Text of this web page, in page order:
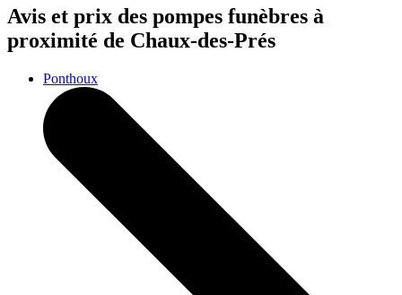
Avis et prix des pompes funèbres à
proximité de Chaux-des-Prés
Ponthoux